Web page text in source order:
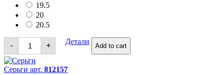
19.5
20
20.5
-
Кольца
quantity
+ Детали
Add to cart
Серьги арт. 812157